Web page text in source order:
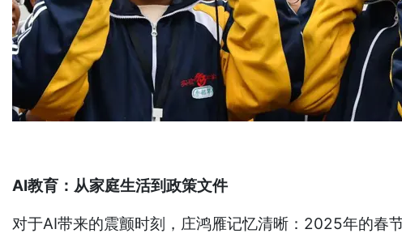
AI教育：从家庭生活到政策文件
对于AI带来的震颤时刻，庄鸿雁记忆清晰：2025年的春节